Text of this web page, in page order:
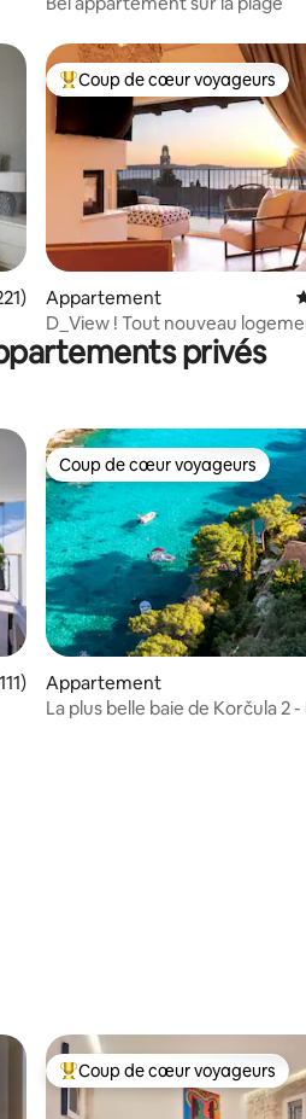
: 4,92 sur 5
moyenne sur la base de 221
Coups de cœur voyageurs les
Coup de cœur voyageurs
Appartement
D_View ! Tout nouveau
centre-ville de Hvarprivés
: 4,95 sur 5
moyenne sur la base de 111
Coup de cœur voyageurs
Coup de cœur voyageurs
Appartement
La plus belle baie de Korčula 2
Coups de cœur voyageurs les
Coup de cœur voyageurs